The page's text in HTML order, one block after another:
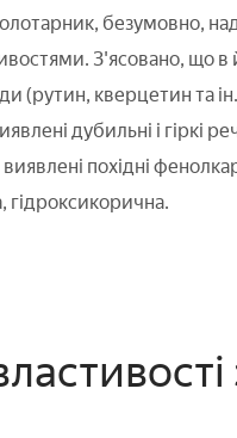
безумовно,
З'ясовано, що в
(рутин, кверцетин та
дубильні і гіркі
виявлені похідні
гідроксикорична.